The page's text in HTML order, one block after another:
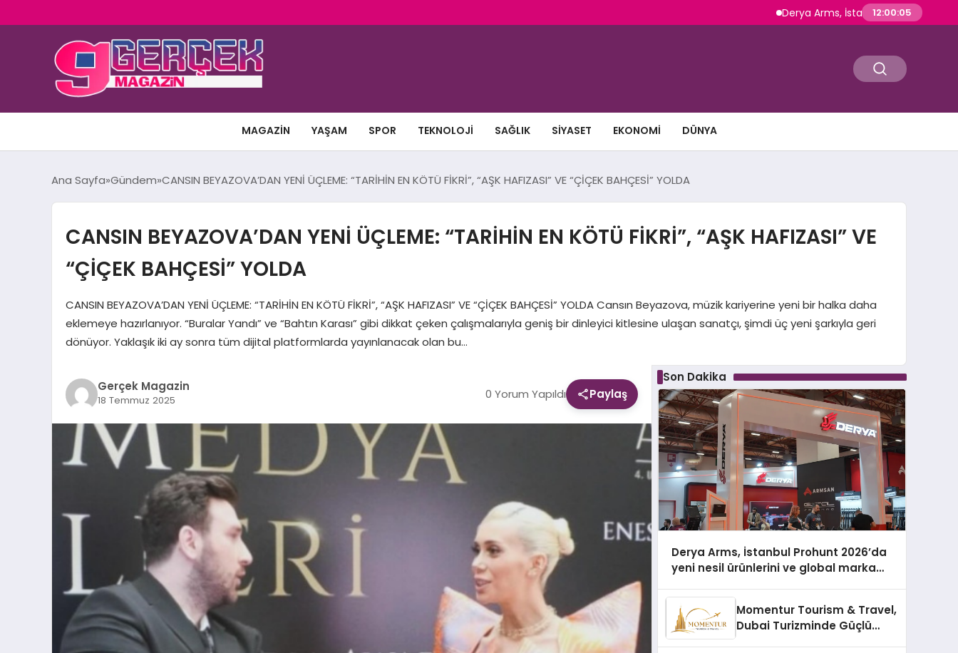
Derya Arms, İstanbul Prohunt 2026’da yeni
12:00:07
MAGAZIN YAŞAM SPOR TEKNOLOJI SAĞLIK SIYASET EKONOMI DÜNYA
Ana Sayfa Gündem CANSIN BEYAZOVA’DAN YENİ ÜÇLEME: “TARİHİN EN KÖTÜ FİKRİ”, “AŞK HAFIZASI” VE “ÇİÇEK BAHÇESİ” YOLDA
CANSIN BEYAZOVA’DAN YENİ ÜÇLEME: “TARİHİN EN KÖTÜ FİKRİ”, “AŞK HAFIZASI” VE
“ÇİÇEK BAHÇESİ” YOLDA
CANSIN BEYAZOVA’DAN YENİ ÜÇLEME: “TARİHİN EN KÖTÜ FİKRİ”, “AŞK HAFIZASI” VE “ÇİÇEK BAHÇESİ” YOLDA Cansın Beyazova, müzik kariyerine yeni bir halka daha
eklemeye hazırlanıyor. “Buralar Yandı” ve “Bahtın Karası” gibi dikkat çeken çalışmalarıyla geniş bir dinleyici kitlesine ulaşan sanatçı, şimdi üç yeni şarkıyla geri
dönüyor. Yaklaşık iki ay sonra tüm dijital platformlarda yayınlanacak olan bu…
Gerçek Magazin
18 Temmuz 2025 0 Yorum Yapıldı Paylaş
Son Dakika
Derya Arms, İstanbul Prohunt 2026’da
yeni nesil ürünlerini ve global marka
Momentur Tourism & Travel,
Dubai Turizminde Güçlü